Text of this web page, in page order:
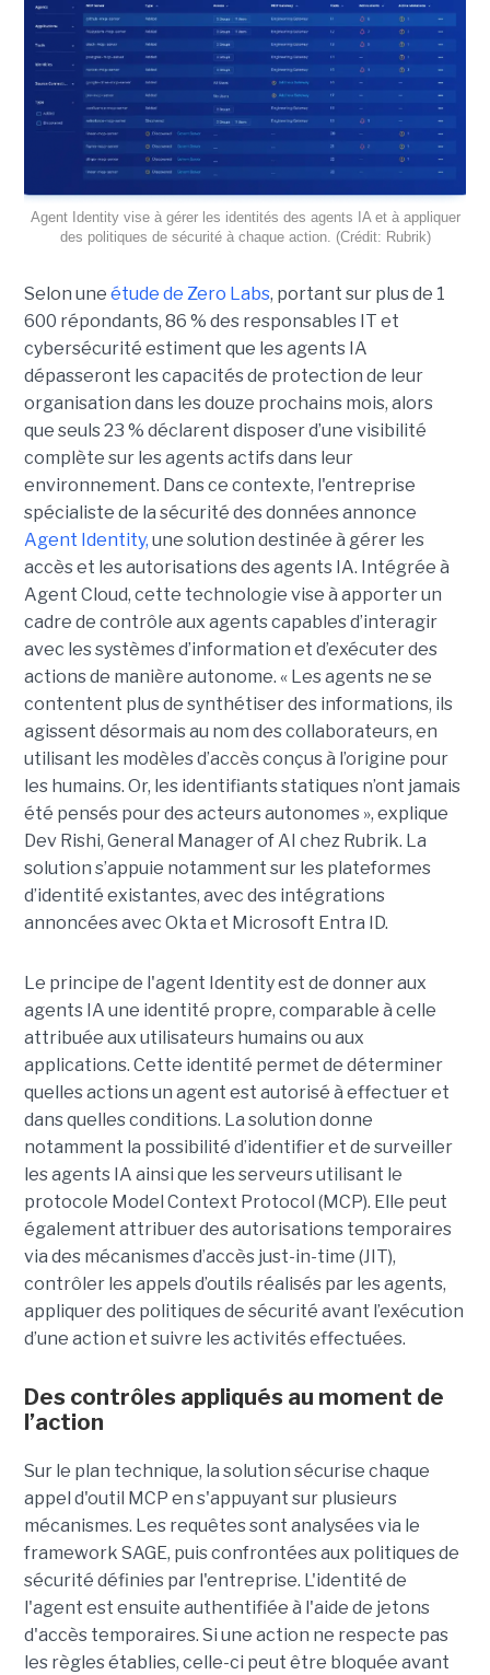
Agent Identity vise à gérer les identités des agents IA et à appliquer
des politiques de sécurité à chaque action. (Crédit: Rubrik)
Selon une étude de Zero Labs, portant sur plus de 1
600 répondants, 86 % des responsables IT et
cybersécurité estiment que les agents IA
dépasseront les capacités de protection de leur
organisation dans les douze prochains mois, alors
que seuls 23 % déclarent disposer d’une visibilité
complète sur les agents actifs dans leur
environnement. Dans ce contexte, l'entreprise
spécialiste de la sécurité des données annonce
Agent Identity, une solution destinée à gérer les
accès et les autorisations des agents IA. Intégrée à
Agent Cloud, cette technologie vise à apporter un
cadre de contrôle aux agents capables d’interagir
avec les systèmes d’information et d’exécuter des
actions de manière autonome. « Les agents ne se
contentent plus de synthétiser des informations, ils
agissent désormais au nom des collaborateurs, en
utilisant les modèles d’accès conçus à l’origine pour
les humains. Or, les identifiants statiques n’ont jamais
été pensés pour des acteurs autonomes », explique
Dev Rishi, General Manager of AI chez Rubrik. La
solution s’appuie notamment sur les plateformes
d’identité existantes, avec des intégrations
annoncées avec Okta et Microsoft Entra ID.
Le principe de l'agent Identity est de donner aux
agents IA une identité propre, comparable à celle
attribuée aux utilisateurs humains ou aux
applications. Cette identité permet de déterminer
quelles actions un agent est autorisé à effectuer et
dans quelles conditions. La solution donne
notamment la possibilité d’identifier et de surveiller
les agents IA ainsi que les serveurs utilisant le
protocole Model Context Protocol (MCP). Elle peut
également attribuer des autorisations temporaires
via des mécanismes d’accès just-in-time (JIT),
contrôler les appels d’outils réalisés par les agents,
appliquer des politiques de sécurité avant l’exécution
d’une action et suivre les activités effectuées.
Des contrôles appliqués au moment de
l’action
Sur le plan technique, la solution sécurise chaque
appel d'outil MCP en s'appuyant sur plusieurs
mécanismes. Les requêtes sont analysées via le
framework SAGE, puis confrontées aux politiques de
sécurité définies par l'entreprise. L'identité de
l'agent est ensuite authentifiée à l'aide de jetons
d'accès temporaires. Si une action ne respecte pas
les règles établies, celle-ci peut être bloquée avant